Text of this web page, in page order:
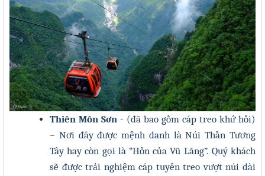
Thiên Môn Sơn - (đã bao gồm cáp treo khứ hồi)
– Nơi đây được mệnh danh là Núi Thần Tương
Tây hay còn gọi là “Hồn của Vũ Lăng”. Quý khách
sẽ được trải nghiệm cáp tuyến treo vượt núi dài